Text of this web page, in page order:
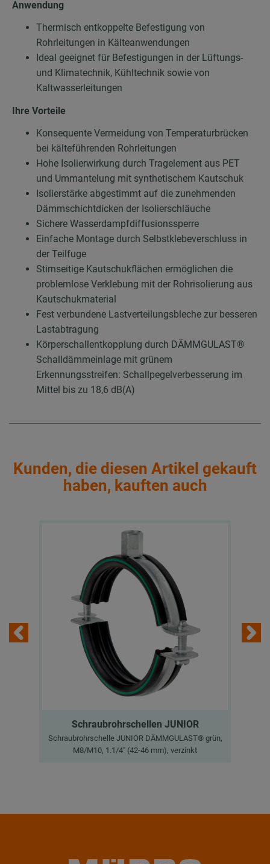
Anwendung
Thermisch entkoppelte Befestigung von
Rohrleitungen in Kälteanwendungen
Ideal geeignet für Befestigungen in der Lüftungs-
und Klimatechnik, Kühltechnik sowie von
Kaltwasserleitungen
Ihre Vorteile
Konsequente Vermeidung von Temperaturbrücken
bei kälteführenden Rohrleitungen
Hohe Isolierwirkung durch Tragelement aus PET
und Ummantelung mit synthetischem Kautschuk
Isolierstärke abgestimmt auf die zunehmenden
Dämmschichtdicken der Isolierschläuche
Sichere Wasserdampfdiffusionssperre
Einfache Montage durch Selbstklebeverschluss in
der Teilfuge
Stirnseitige Kautschukflächen ermöglichen die
problemlose Verklebung mit der Rohrisolierung aus
Kautschukmaterial
Fest verbundene Lastverteilungsbleche zur besseren
Lastabtragung
Körperschallentkopplung durch DÄMMGULAST®
Schalldämmeinlage mit grünem
Erkennungsstreifen: Schallpegelverbesserung im
Mittel bis zu 18,6 dB(A)
Kunden, die diesen Artikel gekauft
haben, kauften auch
Schraubrohrschellen JUNIOR
Schraubrohrschelle JUNIOR DÄMMGULAST® grün,
M8/M10, 1.1/4" (42-46 mm), verzinkt